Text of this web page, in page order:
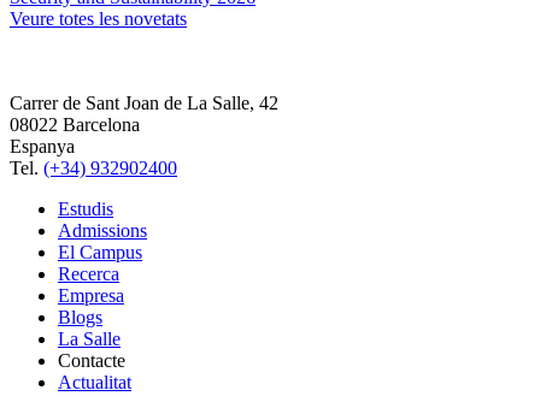
Veure totes les novetats
Carrer de Sant Joan de La Salle, 42
08022 Barcelona
Espanya
Tel. (+34) 932902400
Estudis
Admissions
El Campus
Recerca
Empresa
Blogs
La Salle
Contacte
Actualitat